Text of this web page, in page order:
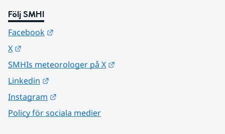
Följ SMHI
Facebook
X
SMHIs meteorologer på X
Linkedin
Instagram
Policy för sociala medier